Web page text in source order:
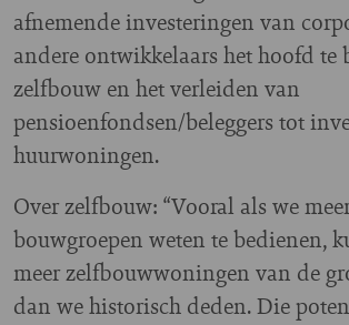
afnemende investeringen van
andere ontwikkelaars het hoofd te
zelfbouw en het verleiden van
pensioenfondsen/beleggers tot
huurwoningen.
Over zelfbouw: “Vooral als we
bouwgroepen weten te bedienen,
meer zelfbouwwoningen van de
dan we historisch deden. Die